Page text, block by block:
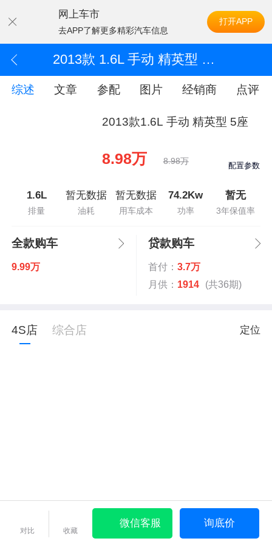
网上车市
去APP了解更多精彩汽车信息
打开APP
2013款 1.6L 手动 精英型 5座
综述 文章 参配 图片 经销商 点评
2013款1.6L 手动 精英型 5座
8.98万 8.98万 配置参数
1.6L
排量
暂无数据
油耗
暂无数据
用车成本
74.2Kw
功率
暂无
3年保值率
全款购车
9.99万
贷款购车
首付： 3.7万
月供： 1914 (共36期)
4S店 综合店 定位
对比 收藏
微信客服 询底价